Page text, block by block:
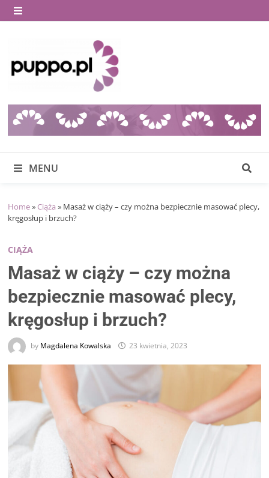
Skip
to
MENU
MENU
Home» Ciąża » Masaż w ciąży – czy można bezpiecznie masować plecy,
kręgosłup i brzuch?
CIĄŻA
Masaż w ciąży – czy można
bezpiecznie masować plecy,
kręgosłup i brzuch?
by Magdalena Kowalska 23 kwietnia, 2023